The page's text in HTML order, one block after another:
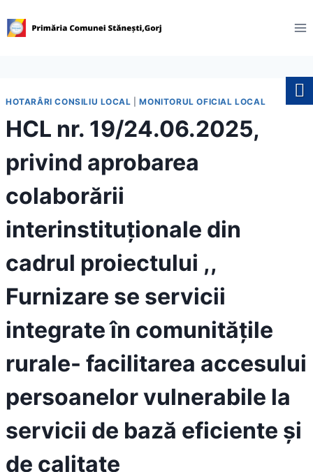
to
HOTARÂRI CONSILIU LOCAL |MONITORUL OFICIAL LOCAL
HCL nr. 19/24.06.2025,
privind aprobarea
colaborării
interinstituționale din
cadrul proiectului ,,
Furnizare se servicii
integrate în comunitățile
rurale- facilitarea accesului
persoanelor vulnerabile la
servicii de bază eficiente și
de calitate